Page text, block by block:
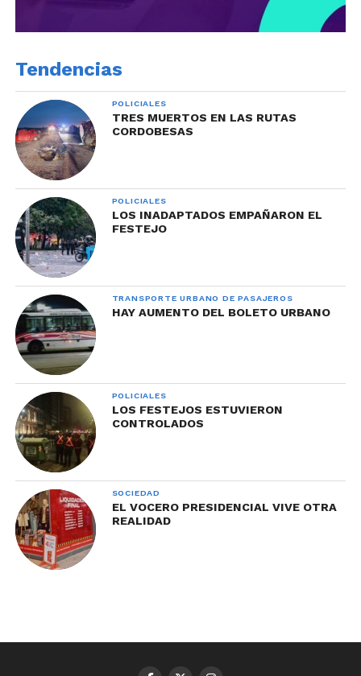
Tendencias
POLICIALES
TRES MUERTOS EN LAS RUTAS
CORDOBESAS
POLICIALES
LOS INADAPTADOS EMPAÑARON EL
FESTEJO
TRANSPORTE URBANO DE PASAJEROS
HAY AUMENTO DEL BOLETO URBANO
POLICIALES
LOS FESTEJOS ESTUVIERON
CONTROLADOS
SOCIEDAD
EL VOCERO PRESIDENCIAL VIVE OTRA
REALIDAD